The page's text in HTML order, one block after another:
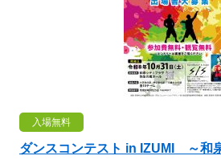
入場無料
ダンスコンテスト in IZUMI ～和